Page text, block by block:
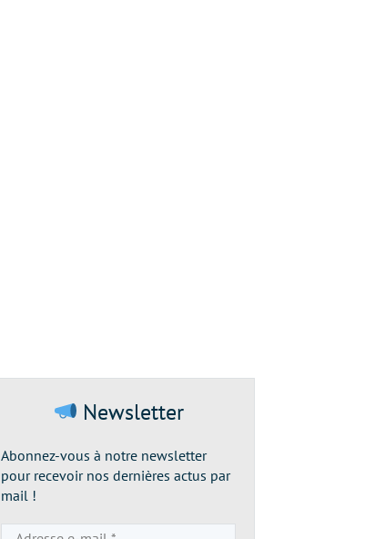
Newsletter
Abonnez-vous à notre newsletter
pour recevoir nos dernières actus par
mail !